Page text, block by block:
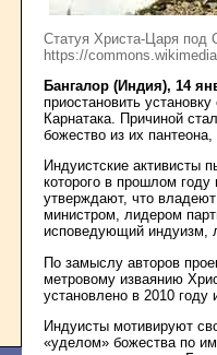
Статуя Христа-Царя под
https://
Бангалор (Индия), 14
приостановить
Карнатака. Причиной
божество из их
Индуистские активисты
которого в прошлом году
утверждают, что
министром, лидером
исповедующий индуизм,
По замыслу авторов
метровому изваянию
установлено в 2010
Индуисты мотивируют
«уделом» божества по